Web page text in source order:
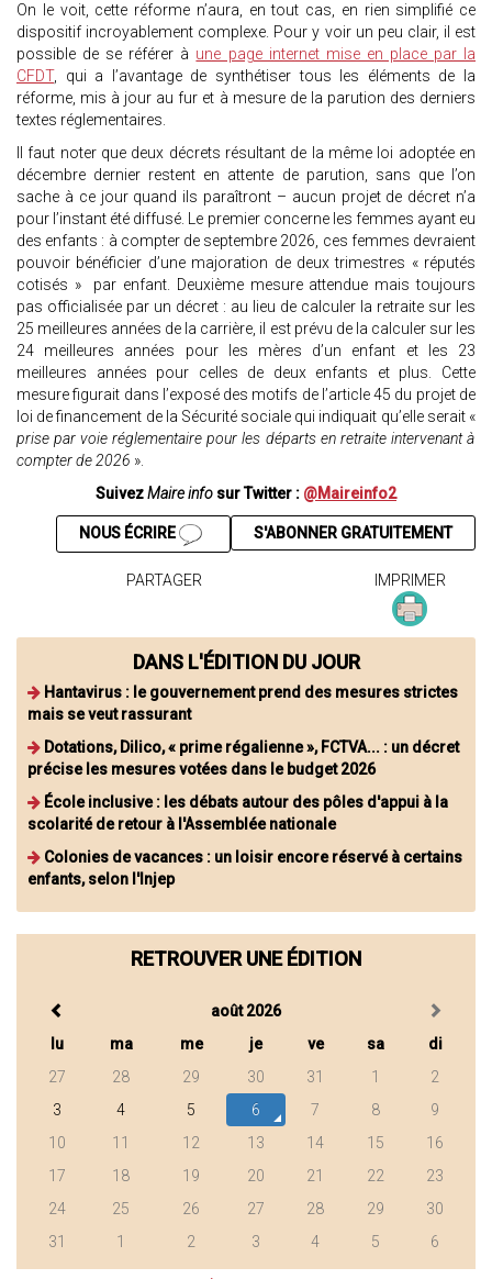
On le voit, cette réforme n’aura, en tout cas, en rien simplifié ce
dispositif incroyablement complexe. Pour y voir un peu clair, il est
possible de se référer à une page internet mise en place par la
CFDT, qui a l’avantage de synthétiser tous les éléments de la
réforme, mis à jour au fur et à mesure de la parution des derniers
textes réglementaires.
Il faut noter que deux décrets résultant de la même loi adoptée en
décembre dernier restent en attente de parution, sans que l’on
sache à ce jour quand ils paraîtront – aucun projet de décret n’a
pour l’instant été diffusé. Le premier concerne les femmes ayant eu
des enfants : à compter de septembre 2026, ces femmes devraient
pouvoir bénéficier d’une majoration de deux trimestres « réputés
cotisés » par enfant. Deuxième mesure attendue mais toujours
pas officialisée par un décret : au lieu de calculer la retraite sur les
25 meilleures années de la carrière, il est prévu de la calculer sur les
24 meilleures années pour les mères d’un enfant et les 23
meilleures années pour celles de deux enfants et plus. Cette
mesure figurait dans l’exposé des motifs de l’article 45 du projet de
loi de financement de la Sécurité sociale qui indiquait qu’elle serait «
prise par voie réglementaire pour les départs en retraite intervenant à
compter de 2026 ».
SuivezMaire info sur Twitter : @Maireinfo2
S'ABONNER GRATUITEMENT
NOUS ÉCRIRE
PARTAGER IMPRIMER
DANS L'ÉDITION DU JOUR
Hantavirus : le gouvernement prend des mesures strictes
mais se veut rassurant
Dotations, Dilico, « prime régalienne », FCTVA... : un décret
précise les mesures votées dans le budget 2026
École inclusive : les débats autour des pôles d'appui à la
scolarité de retour à l'Assemblée nationale
Colonies de vacances : un loisir encore réservé à certains
enfants, selon l'Injep
RETROUVER UNE ÉDITION
août 2026
lu
ma me je ve sa
di
27
28 29 30 31 1
2
3
4 5 6 7 8
9
10
11 12 13 14 15
16
17
18 19 20 21 22
23
24
25 26 27 28 29
30
31
1 2 3 4 5 6